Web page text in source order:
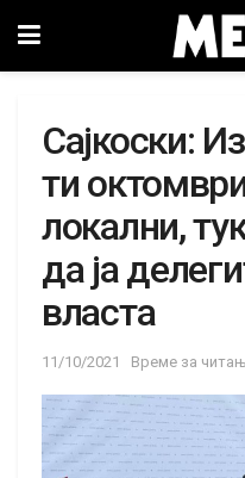
Сајкоски:
ти
локални,
да ја
власта
11/10/2021 Време за